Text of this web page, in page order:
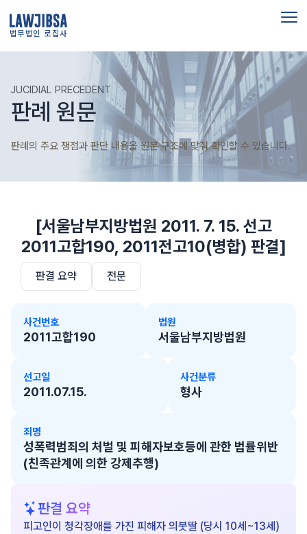
법무법인 로집사
JUCIDIAL PRECEDENT
판례 원문
판례의 주요 쟁점과 판단 내용을 원문 구조에 맞춰 확인할 수 있습니다.
[서울남부지방법원 2011. 7. 15. 선고
2011고합190, 2011전고10(병합) 판결]
판결 요약 전문
사건번호
2011고합190
법원
서울남부지방법원
선고일
2011.07.15.
사건분류
형사
죄명
성폭력범죄의 처벌 및 피해자보호등에 관한 법률위반
(친족관계에 의한 강제추행)
판결 요약
피고인이 청각장애를 가진 피해자 의붓딸 (당시 10세~13세)